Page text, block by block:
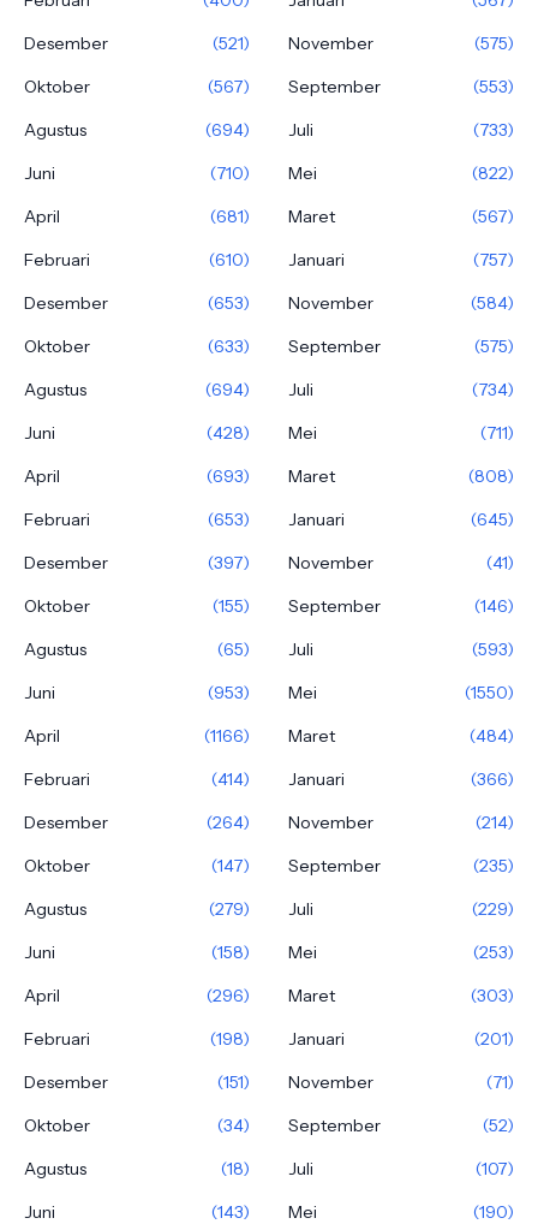
Desember
(521) November
(575)
Oktober
(567) September
(553)
Agustus
(694) Juli
(733)
Juni
(710) Mei
(822)
April
(681) Maret
(567)
Februari
(610) Januari
(757)
Desember
(653) November
(584)
Oktober
(633) September
(575)
Agustus
(694) Juli
(734)
Juni
(428) Mei
(711)
April
(693) Maret
(808)
Februari
(653) Januari
(645)
Desember
(397) November
(41)
Oktober
(155) September
(146)
Agustus
(65) Juli
(593)
Juni
(953) Mei
(1550)
April
(1166) Maret
(484)
Februari
(414) Januari
(366)
Desember
(264) November
(214)
Oktober
(147) September
(235)
Agustus
(279) Juli
(229)
Juni
(158) Mei
(253)
April
(296) Maret
(303)
Februari
(198) Januari
(201)
Desember
(151) November
(71)
Oktober
(34) September
(52)
Agustus
(18) Juli
(107)
Juni
(143) Mei
(190)